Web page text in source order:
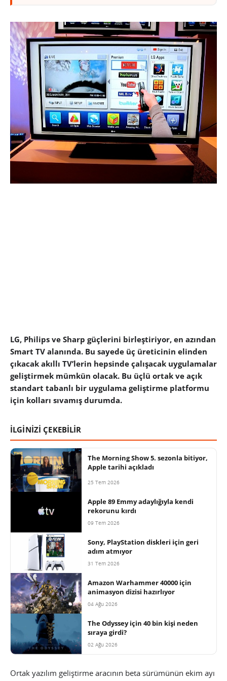
LG, Philips ve Sharp güçlerini birleştiriyor, en azından
Smart TV alanında. Bu sayede üç üreticinin elinden
çıkacak akıllı TV’lerin hepsinde çalışacak uygulamalar
geliştirmek mümkün olacak. Bu üçlü ortak ve açık
standart tabanlı bir uygulama geliştirme platformu
için kolları sıvamış durumda.
İLGİNİZİ ÇEKEBİLİR
The Morning Show 5. sezonla bitiyor,
Apple tarihi açıkladı
25 Tem 2026
Apple 89 Emmy adaylığıyla kendi
rekorunu kırdı
09 Tem 2026
Sony, PlayStation diskleri için geri
adım atmıyor
31 Tem 2026
Amazon Warhammer 40000 için
animasyon dizisi hazırlıyor
04 Ağu 2026
The Odyssey için 40 bin kişi neden
sıraya girdi?
02 Ağu 2026
Ortak yazılım geliştirme aracının beta sürümünün ekim ayı